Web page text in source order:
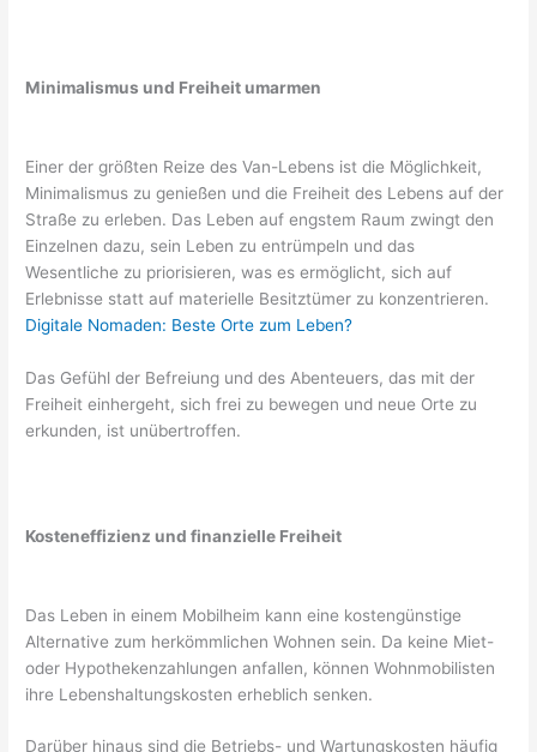
Minimalismus und Freiheit umarmen
Einer der größten Reize des Van-Lebens ist die Möglichkeit,
Minimalismus zu genießen und die Freiheit des Lebens auf der
Straße zu erleben. Das Leben auf engstem Raum zwingt den
Einzelnen dazu, sein Leben zu entrümpeln und das
Wesentliche zu priorisieren, was es ermöglicht, sich auf
Erlebnisse statt auf materielle Besitztümer zu konzentrieren.
Digitale Nomaden: Beste Orte zum Leben?
Das Gefühl der Befreiung und des Abenteuers, das mit der
Freiheit einhergeht, sich frei zu bewegen und neue Orte zu
erkunden, ist unübertroffen.
Kosteneffizienz und finanzielle Freiheit
Das Leben in einem Mobilheim kann eine kostengünstige
Alternative zum herkömmlichen Wohnen sein. Da keine Miet-
oder Hypothekenzahlungen anfallen, können Wohnmobilisten
ihre Lebenshaltungskosten erheblich senken.
Darüber hinaus sind die Betriebs- und Wartungskosten häufig